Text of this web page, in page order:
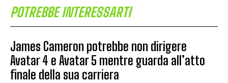
POTREBBE INTERESSARTI
James Cameron potrebbe non dirigere
Avatar 4 e Avatar 5 mentre guarda all’atto
finale della sua carriera